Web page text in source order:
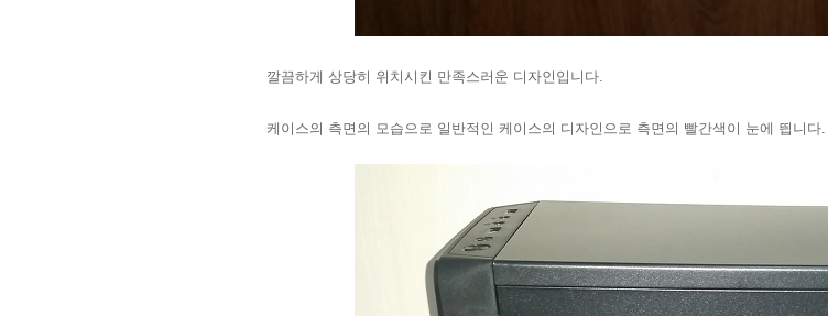
깔끔하게 상당히 위치시킨 만족스러운 디자인입니다.
케이스의 측면의 모습으로 일반적인 케이스의 디자인으로 측면의 빨간색이 눈에 띕니다.